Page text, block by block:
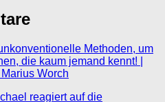
Methoden, um
die kaum jemand kennt! |
Worch
reagiert auf die